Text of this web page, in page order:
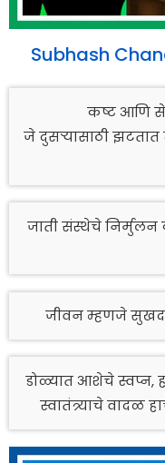
Subhash
कष्ट आणि
जे दुसऱ्यासाठी
जाती संस्थेचे निर्मुलन
जीवन म्हणजे
डोळ्यात आशेचे
स्वातंत्र्याचे वादळ